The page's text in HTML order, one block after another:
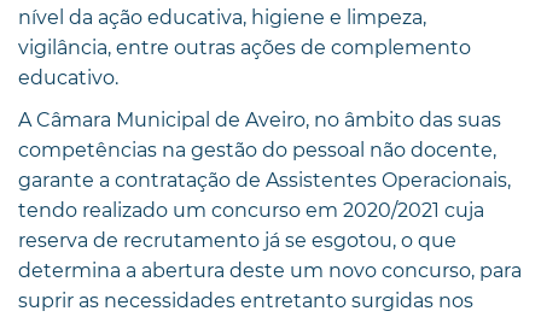
nível da ação educativa, higiene e limpeza,
vigilância, entre outras ações de complemento
educativo.
A Câmara Municipal de Aveiro, no âmbito das suas
competências na gestão do pessoal não docente,
garante a contratação de Assistentes Operacionais,
tendo realizado um concurso em 2020/2021 cuja
reserva de recrutamento já se esgotou, o que
determina a abertura deste um novo concurso, para
suprir as necessidades entretanto surgidas nos